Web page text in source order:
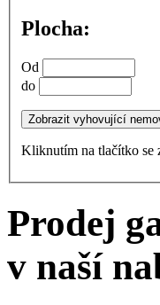
Plocha:
Od
do
Kliknutím na tlačítko se
Prodej
v naší